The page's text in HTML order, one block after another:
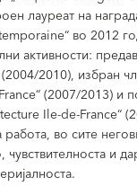
лауреат на
во 2012
активности:
2010), избран
(2007/2013) и
Ile-de-France“
работа, во сите
чувствителноста и